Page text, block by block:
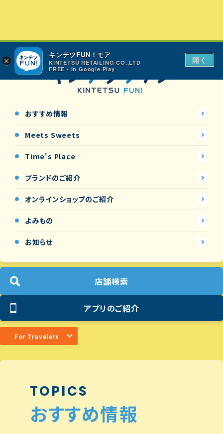
おすすめ情報
Meets Sweets
Time's Place
ブランドのご紹介
オンラインショップのご紹介
よみもの
お知らせ
店舗検索
アプリのご紹介
For Travelers
TOPICS
おすすめ情報
×
キンテツFUN！モア
KINTETSU RETAILING CO.,LTD
FREE - In Google Play
開く